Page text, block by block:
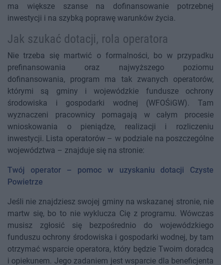
ma większe szanse na dofinansowanie potrzebnej
inwestycji i na szybką poprawę warunków życia.
Jak szukać dotacji, rola operatora
Nie trzeba się martwić o formalności, bo w przypadku
prefinansowania oraz najwyższego poziomu
dofinansowania, program ma tak zwanych operatorów,
którymi są gminy i wojewódzkie fundusze ochrony
środowiska i gospodarki wodnej (WFOŚiGW). Tam
wyznaczeni pracownicy pomagają w całym procesie
wnioskowania o pieniądze, realizacji i rozliczeniu
inwestycji. Lista operatorów – w podziale na poszczególne
województwa – znajduje się na stronie:
Twój operator – pomoc w uzyskaniu dotacji Czyste
Powietrze
Jeśli nie znajdziesz swojej gminy na wskazanej stronie, nie
martw się, bo to nie wyklucza Cię z programu. Wówczas
musisz zgłosić się bezpośrednio do wojewódzkiego
funduszu ochrony środowiska i gospodarki wodnej, by tam
otrzymać wsparcie operatora, który będzie Twoim doradcą
i opiekunem. Jego zadaniem jest wsparcie dla beneficjenta